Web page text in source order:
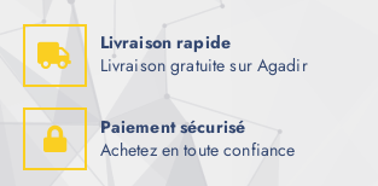
Livraison rapide
Livraison gratuite sur Agadir
Paiement sécurisé
Achetez en toute confiance